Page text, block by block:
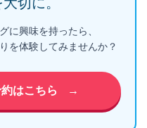
に興味を持ったら、
を体験してみませんか？
はこちら →